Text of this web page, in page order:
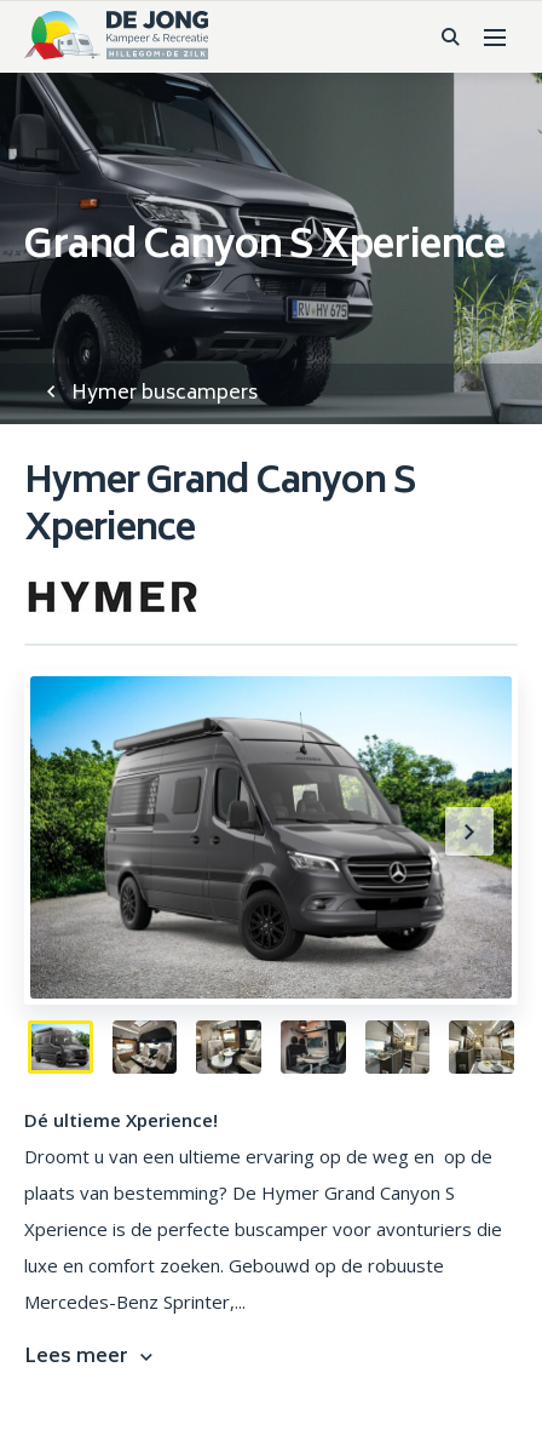
Grand Canyon S Xperience
Hymer buscampers
Hymer Grand Canyon S
Xperience
Dé ultieme Xperience!
Droomt u van een ultieme ervaring op de weg en op de
plaats van bestemming? De Hymer Grand Canyon S
Xperience is de perfecte buscamper voor avonturiers die
luxe en comfort zoeken. Gebouwd op de robuuste
Mercedes-Benz Sprinter,...
Lees meer